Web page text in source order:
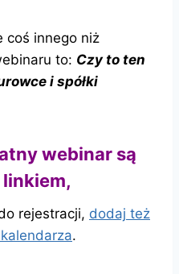
coś innego niż
to: Czy to ten
i spółki
webinar są
rejestracji, dodaj też
.